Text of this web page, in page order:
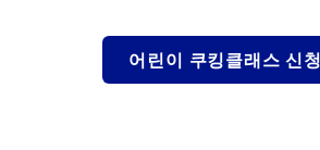
레시피
어린이 쿠킹클래스 신